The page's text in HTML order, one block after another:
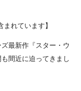
れています】
最新作『スター・ウ
間近に迫ってきまし